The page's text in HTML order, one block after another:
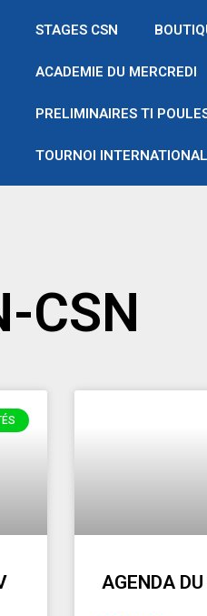
STAGES CSN
ACADEMIE DU MERCREDI
PRELIMINAIRES TI
TOURNOI INTERNATIONAL
CSN
AGENDA